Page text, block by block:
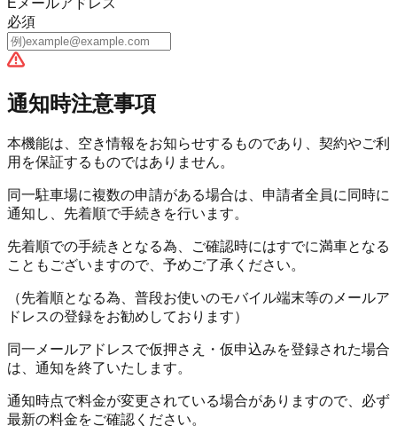
必須
通知時注意事項
本機能は、空き情報をお知らせするものであり、 契約やご利
用を保証するものではありません。
同一駐車場に複数の申請がある場合は、申請者全員に同時に
通知し、 先着順で手続きを行います。
先着順での手続きとなる為、ご確認時にはすでに満車となる
こともございますので、予めご了承ください。
（先着順となる為、普段お使いのモバイル端末等のメールア
ドレスの登録をお勧めしております）
同一メールアドレスで仮押さえ・仮申込みを登録された場合
は、通知を終了いたします。
通知時点で料金が変更されている場合がありますので、必ず
最新の料金をご確認ください。